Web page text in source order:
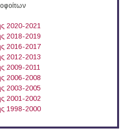
2020-2021
2018-2019
2016-2017
2012-2013
2009-2011
2006-2008
2003-2005
2001-2002
1998-2000